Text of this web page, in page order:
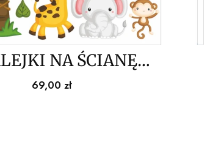
NA ŚCIANĘ
dżungla, safari
Cena
69,00 zł